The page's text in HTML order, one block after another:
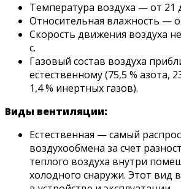
Температура воздуха — от 21
Относительная влажность —
Скорость движения воздуха
с.
Газовый состав воздуха
естественному (75,5 % азота,
1,4 % инертных газов).
Виды вентиляции:
Естественная — самый
воздухообмена за счет
теплого воздуха внутри
холодного снаружи. Этот вид